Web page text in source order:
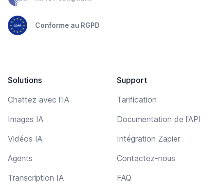
Conforme au RGPD
Solutions
Chattez avec l'IA
Images IA
Vidéos IA
Agents
Transcription IA
Support
Tarification
Documentation de l'API
Intégration Zapier
Contactez-nous
FAQ